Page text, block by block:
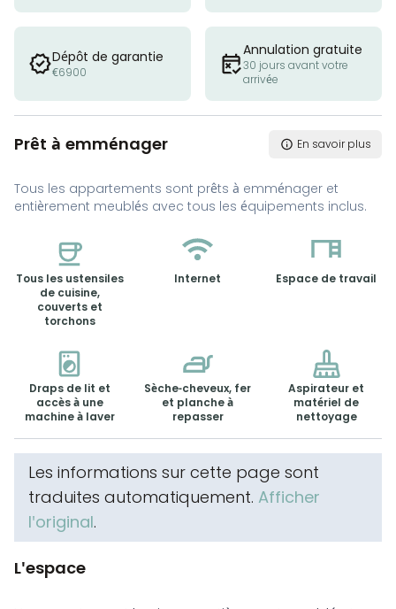
Dépôt de garantie
€6900
Annulation gratuite
30 jours avant votre
arrivée
Prêt à emménager En savoir plus
Tous les appartements sont prêts à emménager et
entièrement meublés avec tous les équipements inclus.
Tous les ustensiles
de cuisine,
couverts et
torchons
Internet Espace de travail
Draps de lit et
accès à une
machine à laver
Sèche-cheveux, fer
et planche à
repasser
Aspirateur et
matériel de
nettoyage
Les informations sur cette page sont
traduites automatiquement. Afficher
l'original.
L'espace